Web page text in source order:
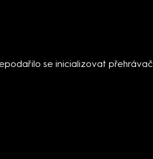
se inicializovat přehrávač